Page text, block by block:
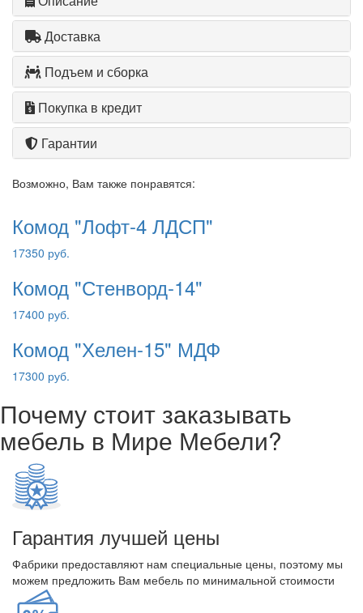
Доставка
Подъем и сборка
Покупка в кредит
Гарантии
Возможно, Вам также понравятся:
Комод "Лофт-4 ЛДСП"
17350 руб.
Комод "Стенворд-14"
17400 руб.
Комод "Хелен-15" МДФ
17300 руб.
Почему стоит заказывать
мебель в Мире Мебели?
Гарантия лучшей цены
Фабрики предоставляют нам специальные цены, поэтому мы
можем предложить Вам мебель по минимальной стоимости